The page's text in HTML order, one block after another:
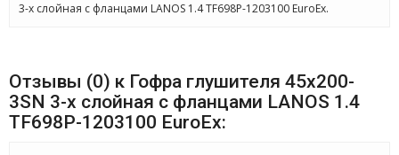
3-х слойная с фланцами LANOS 1.4 TF698P-1203100 EuroEx.
Отзывы (0) к Гофра глушителя 45x200-
3SN 3-х слойная с фланцами LANOS 1.4
TF698P-1203100 EuroEx: